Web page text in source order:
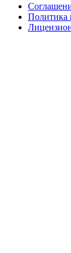
Политика